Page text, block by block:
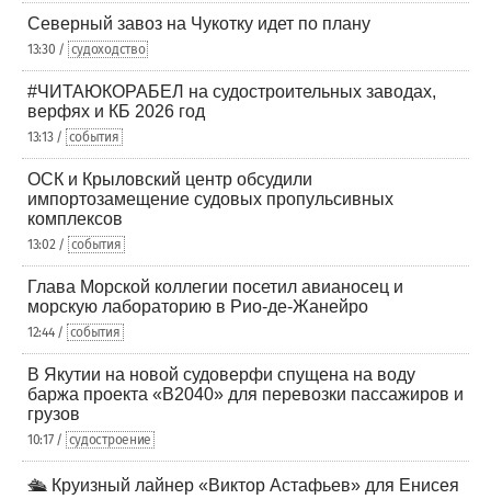
Северный завоз на Чукотку идет по плану
13:30 / судоходство
#ЧИТАЮКОРАБЕЛ на судостроительных заводах,
верфях и КБ 2026 год
13:13 / события
ОСК и Крыловский центр обсудили
импортозамещение судовых пропульсивных
комплексов
13:02 / события
Глава Морской коллегии посетил авианосец и
морскую лабораторию в Рио-де-Жанейро
12:44 / события
В Якутии на новой судоверфи спущена на воду
баржа проекта «В2040» для перевозки пассажиров и
грузов
10:17 / судостроение
🛳️ Круизный лайнер «Виктор Астафьев» для Енисея